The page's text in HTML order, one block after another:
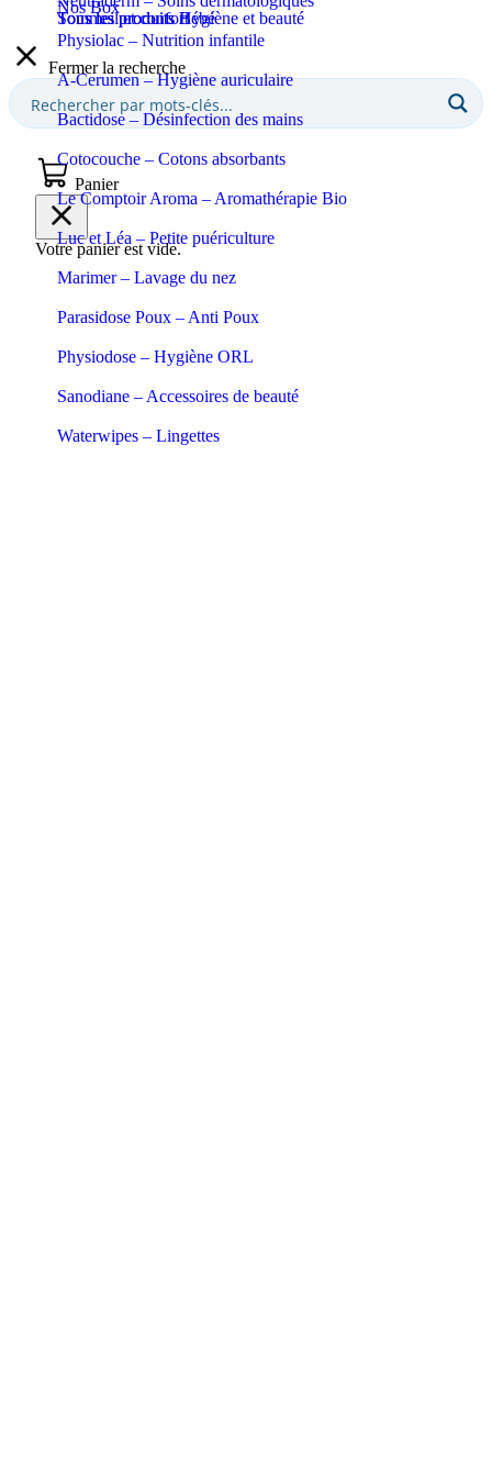
Sommeil et confort
Tous les produits Bébé
Tous les produits Hygiène et beauté
Physiolac – Nutrition infantile
A-Cerumen – Hygiène auriculaire
Bactidose – Désinfection des mains
Cotocouche – Cotons absorbants
Le Comptoir Aroma – Aromathérapie Bio
Luc et Léa – Petite puériculture
Marimer – Lavage du nez
Parasidose Poux – Anti Poux
Physiodose – Hygiène ORL
Sanodiane – Accessoires de beauté
Waterwipes – Lingettes
Nos Box
Fermer la recherche
Panier
Votre panier est vide.